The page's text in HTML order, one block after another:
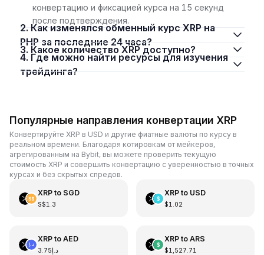
конвертацию и фиксацией курса на 15 секунд
после подтверждения.
2. Как изменялся обменный курс XRP на
PHP за последние 24 часа?
3. Какое количество XRP доступно?
4. Где можно найти ресурсы для изучения
трейдинга?
Популярные направления конвертации XRP
Конвертируйте XRP в USD и другие фиатные валюты по курсу в
реальном времени. Благодаря котировкам от мейкеров,
агрегированным на Bybit, вы можете проверить текущую
стоимость XRP и совершить конвертацию с уверенностью в точных
курсах и без скрытых спредов.
XRPto SGD
S$1.3
XRPto USD
$1.02
XRPto AED
د.إ3.75
XRPto ARS
$1,527.71